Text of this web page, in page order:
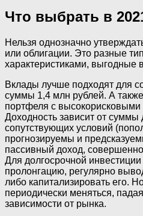
Что выбрать в
Нельзя однозначно
или облигации. Это разные
характеристиками, выгодные
Вклады лучше подходят для
суммы 1,4 млн рублей. А
портфеля с
Доходность зависит от суммы
сопутствующих условий
прогнозируемы и
пассивный доход,
Для долгосрочной
пролонгацию, регулярно
либо капитализировать его.
периодически меняться,
зависимости от рынка.